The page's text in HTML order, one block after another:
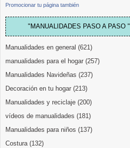
Promocionar tu página también
"MANUALIDADES PASO A PASO "
Manualidades en general (621)
manualidades para el hogar (257)
Manualidades Navideñas (237)
Decoración en tu hogar (213)
Manualidades y reciclaje (200)
vídeos de manualidades (181)
Manualidades para niños (137)
Costura (132)